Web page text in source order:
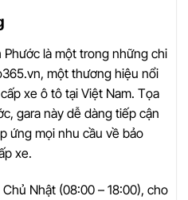
Phước là một trong những chi
một thương hiệu nổi
xe ô tô tại Việt Nam. Tọa
gara này dễ dàng tiếp cận
ứng mọi nhu cầu về bảo
xe.
Nhật (08:00 – 18:00), cho